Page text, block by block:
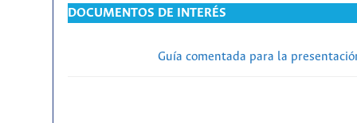
DOCUMENTOS DE INTERÉS
Guía comentada para la